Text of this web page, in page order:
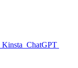
Kinsta ChatGPT